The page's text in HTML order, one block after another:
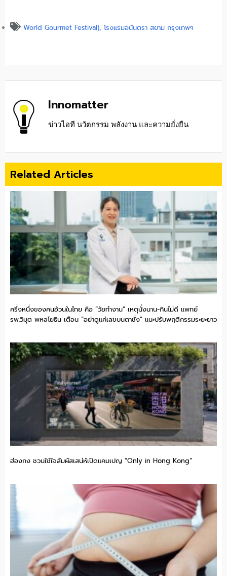
World Gourmet Festival), โรงแรมอนันตรา สยาม กรุงเทพฯ
Innomatter
ข่าวไอที นวัตกรรม พลังงาน และความยั่งยืน
Related Articles
ครึ่งหนึ่งของคนอ้วนในไทย คือ “วัยทำงาน” เหตุนั่งนาน-กินไม่ดี แพทย์
รพ.วิมุต พหลโยธิน เตือน “อย่าดูแค่เลขบนตาชั่ง” แนะปรับพฤติกรรมระยะยาว
ฮ่องกง ชวนใช้ใจสัมผัสเสน่ห์เปิดแคมเปญ “Only in Hong Kong”